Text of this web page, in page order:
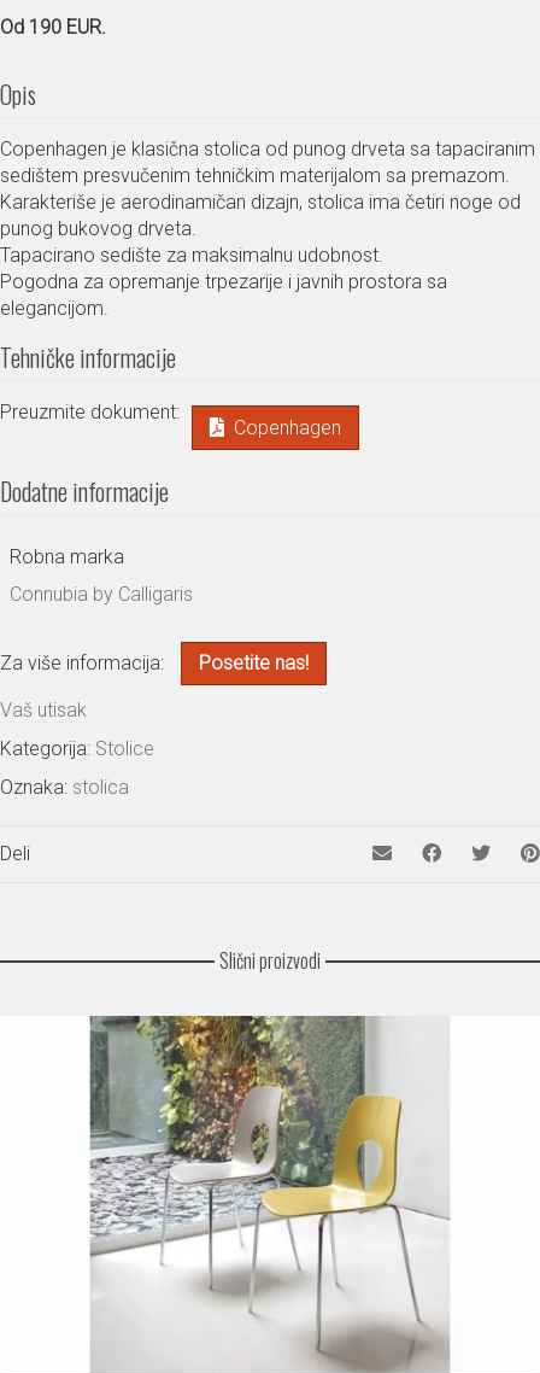
Od 190 EUR.
Opis
Copenhagen je klasična stolica od punog drveta sa tapaciranim
sedištem presvučenim tehničkim materijalom sa premazom.
Karakteriše je aerodinamičan dizajn, stolica ima četiri noge od
punog bukovog drveta.
Tapacirano sedište za maksimalnu udobnost.
Pogodna za opremanje trpezarije i javnih prostora sa
elegancijom.
Tehničke informacije
Preuzmite dokument:
Copenhagen
Dodatne informacije
Robna marka
Connubia by Calligaris
Za više informacija: Posetite nas!
Vaš utisak
Kategorija: Stolice
Oznaka: stolica
Deli
Slični proizvodi